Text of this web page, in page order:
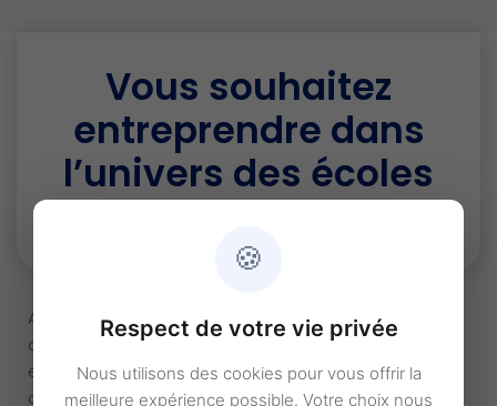
Vous souhaitez
entreprendre dans
l’univers des écoles
et des crèches ?
Après une précédente expérience professionnelle
dans le secteur des écoles et des crèches, vous
envisagez aujourd’hui de créer votre propre structure
au service de l’éducation, indépendante ou en
🍪
Respect de votre vie privée
Nous utilisons des cookies pour vous offrir la
meilleure expérience possible. Votre choix nous